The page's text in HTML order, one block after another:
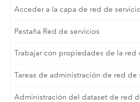
Acceder a la capa de red de
Pestaña Red de servicios
Trabajar con propiedades de la red
Tareas de administración de red de
Administración del dataset de red